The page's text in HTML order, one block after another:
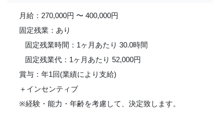
月給：270,000円 〜 400,000円
固定残業：あり
固定残業時間：1ヶ月あたり 30.0時間
固定残業代：1ヶ月あたり 52,000円
賞与：年1回(業績により支給)
＋インセンティブ
※経験・能力・年齢を考慮して、決定致します。